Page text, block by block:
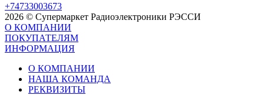
+74733003673
2026 © Супермаркет Радиоэлектроники РЭССИ
О КОМПАНИИ
ПОКУПАТЕЛЯМ
ИНФОРМАЦИЯ
О КОМПАНИИ
НАША КОМАНДА
РЕКВИЗИТЫ